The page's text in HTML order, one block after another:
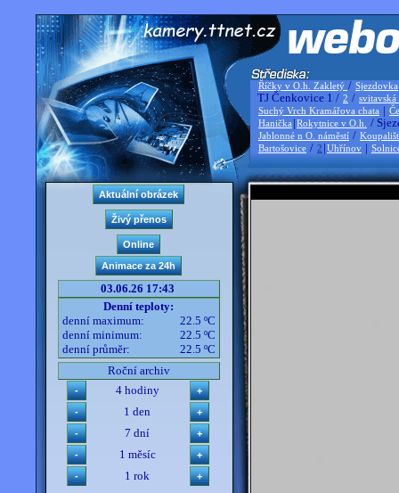
Říčky v O.h. Zakletý / Sjezdovka
TJ Čenkovice 1 / 2 / svitavská
Suchý Vrch Kramářova chata |
Hanička |Rokytnice v O.h. /
Jablonné n O. náměstí /
Bartošovice / 2 |Uhřínov |
03.06.26 17:43
Denní teploty:
denní maximum:
22.5 ºC
denní minimum:
22.5 ºC
denní průměr:
22.5 ºC
Roční archiv
4 hodiny
1 den
7 dní
1 měsíc
1 rok